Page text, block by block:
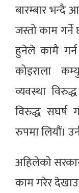
बारम्बार भन्दै
जस्तो काम
हुनेले कामै गर्न
कोइराला
व्यवस्था
विरुद्ध सघर्ष
रुपमा लियौं।
अहिलेको
काम गरेर